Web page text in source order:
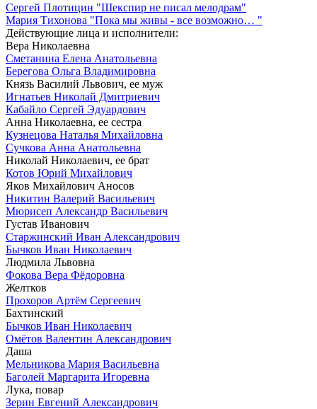
Сергей Плотицин "Шекспир не писал мелодрам"
Мария Тихонова "Пока мы живы - все возможно… "
Действующие лица и исполнители:
Вера Николаевна
Сметанина Елена Анатольевна
Берегова Ольга Владимировна
Князь Василий Львович, ее муж
Игнатьев Николай Дмитриевич
Кабайло Сергей Эдуардович
Анна Николаевна, ее сестра
Кузнецова Наталья Михайловна
Сучкова Анна Анатольевна
Николай Николаевич, ее брат
Котов Юрий Михайлович
Яков Михайлович Аносов
Никитин Валерий Васильевич
Мюрисеп Александр Васильевич
Густав Иванович
Старжинский Иван Александрович
Бычков Иван Николаевич
Людмила Львовна
Фокова Вера Фёдоровна
Желтков
Прохоров Артём Сергеевич
Бахтинский
Бычков Иван Николаевич
Омётов Валентин Александрович
Даша
Мельникова Мария Васильевна
Баголей Маргарита Игоревна
Лука, повар
Зерин Евгений Александрович